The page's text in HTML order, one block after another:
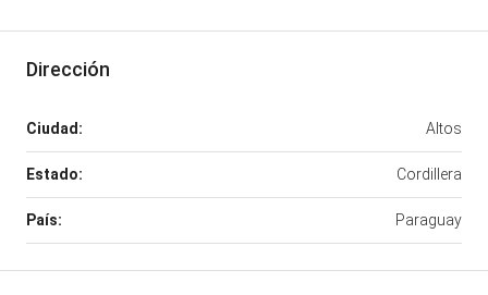
Dirección
Ciudad: Altos
Estado: Cordillera
País: Paraguay